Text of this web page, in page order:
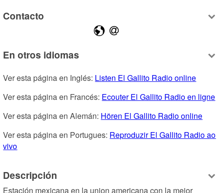
Contacto
En otros idiomas
Ver esta página en Inglés: Listen El Gallito Radio online
Ver esta página en Francés: Ecouter El Gallito Radio en ligne
Ver esta página en Alemán: Hören El Gallito Radio online
Ver esta página en Portugues: Reproduzir El Gallito Radio ao
vivo
Descripción
Estación mexicana en la union americana con la mejor